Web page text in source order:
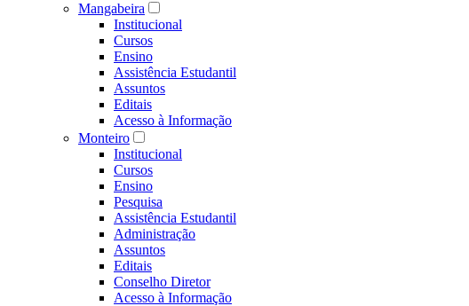
Mangabeira
Institucional
Cursos
Ensino
Assistência Estudantil
Assuntos
Editais
Acesso à Informação
Monteiro
Institucional
Cursos
Ensino
Pesquisa
Assistência Estudantil
Administração
Assuntos
Editais
Conselho Diretor
Acesso à Informação